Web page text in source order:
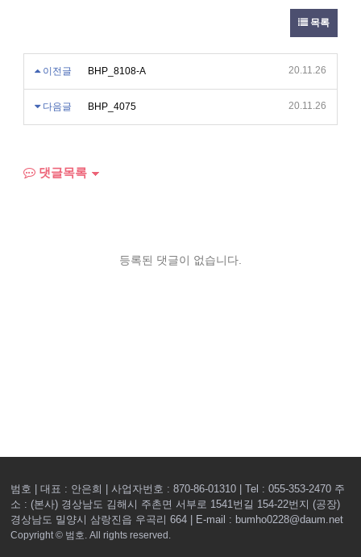
목록
이전글 BHP_8108-A 20.11.26
다음글 BHP_4075 20.11.26
댓글목록
등록된 댓글이 없습니다.
범호 | 대표 : 안은희 | 사업자번호 : 870-86-01310 | Tel : 055-353-2470 주
소 : (본사) 경상남도 김해시 주촌면 서부로 1541번길 154-22번지 (공장)
경상남도 밀양시 삼랑진읍 우곡리 664 | E-mail : bumho0228@daum.net
Copyright © 범호. All rights reserved.